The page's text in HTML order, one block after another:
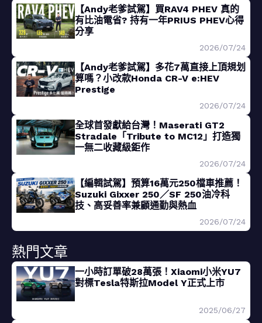
【Andy老爹試駕】買RAV4 PHEV 真的
有比油電省? 持有一年PRIUS PHEV心得
分享
2026/07/24
【Andy老爹試駕】多花7萬直接上頂規划
算嗎？小改款Honda CR-V e:HEV
Prestige
2026/07/24
全球首發獻給台灣！Maserati GT2
Stradale「Tribute to MC12」打造獨
一無二收藏級鉅作
2026/07/24
【編輯試駕】預算16萬元250檔車推薦！
Suzuki Gixxer 250／SF 250油冷科
技、高妥善率兼顧通勤與熱血
2026/07/24
熱門文章
一小時訂單破28萬張！Xiaomi小米YU7
對標Tesla特斯拉Model Y正式上市
2025/06/27